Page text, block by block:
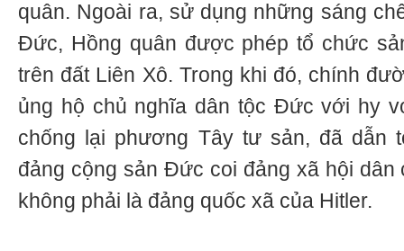
quân. Ngoài ra, sử dụng những sáng
Đức, Hồng quân được phép tổ chức
trên đất Liên Xô. Trong khi đó, chính
ủng hộ chủ nghĩa dân tộc Đức với hy
chống lại phương Tây tư sản, đã dẫn
đảng cộng sản Đức coi đảng xã hội
không phải là đảng quốc xã của Hitler.